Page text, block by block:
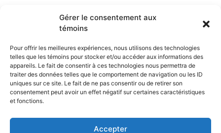
Gérer le consentement aux
témoins
Pour offrir les meilleures expériences, nous utilisons des technologies
telles que les témoins pour stocker et/ou accéder aux informations des
appareils. Le fait de consentir à ces technologies nous permettra de
traiter des données telles que le comportement de navigation ou les ID
uniques sur ce site. Le fait de ne pas consentir ou de retirer son
consentement peut avoir un effet négatif sur certaines caractéristiques
et fonctions.
Accepter
Les éditeurs
Les experts et collaborateurs